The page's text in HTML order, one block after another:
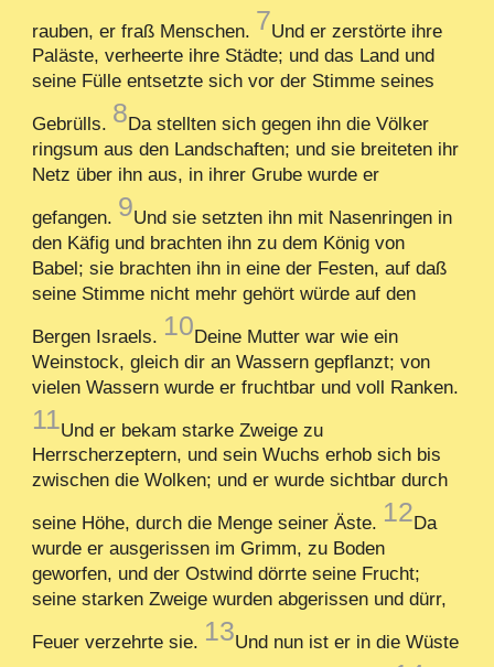
rauben, er fraß Menschen. 7Und er zerstörte ihre
Paläste, verheerte ihre Städte; und das Land und
seine Fülle entsetzte sich vor der Stimme seines
Gebrülls. 8Da stellten sich gegen ihn die Völker
ringsum aus den Landschaften; und sie breiteten ihr
Netz über ihn aus, in ihrer Grube wurde er
gefangen. 9Und sie setzten ihn mit Nasenringen in
den Käfig und brachten ihn zu dem König von
Babel; sie brachten ihn in eine der Festen, auf daß
seine Stimme nicht mehr gehört würde auf den
Bergen Israels. 10Deine Mutter war wie ein
Weinstock, gleich dir an Wassern gepflanzt; von
vielen Wassern wurde er fruchtbar und voll Ranken.
11Und er bekam starke Zweige zu
Herrscherzeptern, und sein Wuchs erhob sich bis
zwischen die Wolken; und er wurde sichtbar durch
seine Höhe, durch die Menge seiner Äste. 12Da
wurde er ausgerissen im Grimm, zu Boden
geworfen, und der Ostwind dörrte seine Frucht;
seine starken Zweige wurden abgerissen und dürr,
Feuer verzehrte sie. 13Und nun ist er in die Wüste